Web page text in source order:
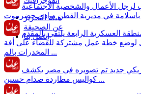
هيئة التحرير
عن الصحيفة
إتصل بنا
لرجل الأعمال والشخصية الاجتماعية
العسكرية الرابعة يلتقي بالمقدم
لوضع خطة عمل مشتركة للقضاء على أفة
المخدرات بالم ...
جديد تم تصويره في مصر يكشف
كواليس مطاردة صدام حسين ...